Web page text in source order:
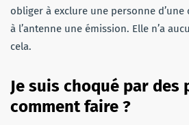
obliger à exclure une personne
à l’antenne une émission. Elle n’a
cela.
Je suis choqué par des
comment faire ?